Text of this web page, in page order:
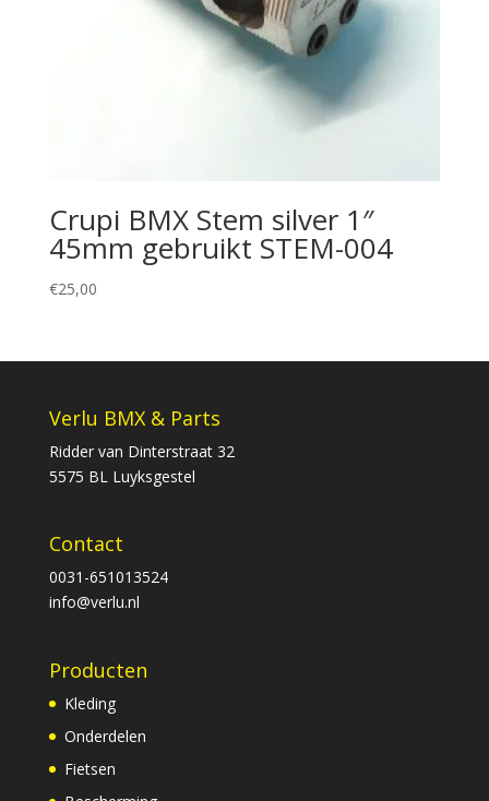
Crupi BMX Stem silver 1″
45mm gebruikt STEM-004
€25,00
Verlu BMX & Parts
Ridder van Dinterstraat 32
5575 BL Luyksgestel
Contact
0031-651013524
info@verlu.nl
Producten
Kleding
Onderdelen
Fietsen